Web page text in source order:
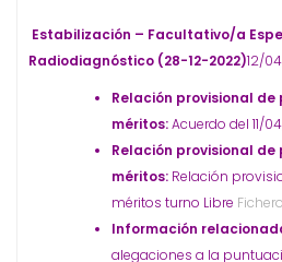
Estabilización – Facultativo/a
Radiodiagnóstico (28-12-2022)12/
Relación provisional
méritos:Acuerdo del 11/
Relación provisional
méritos: Relación
méritos turno Libre
Información
alegaciones a la